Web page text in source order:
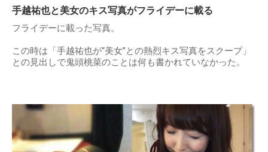
手越祐也と美女のキス写真がフライデーに載る
フライデーに載った写真。
この時は「手越祐也が“美女”との熱烈キス写真をスクープ」
との見出しで鬼頭桃菜のことは何も書かれていなかった。